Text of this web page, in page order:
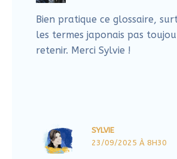
Comment faire un cyanotype
explorations simples pour oser